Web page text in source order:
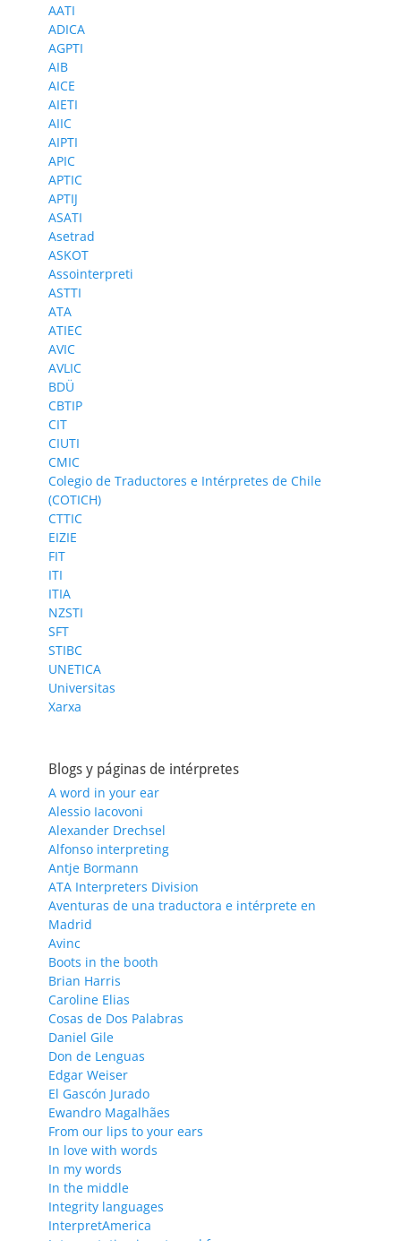
AATI
ADICA
AGPTI
AIB
AICE
AIETI
AIIC
AIPTI
APIC
APTIC
APTIJ
ASATI
Asetrad
ASKOT
Assointerpreti
ASTTI
ATA
ATIEC
AVIC
AVLIC
BDÜ
CBTIP
CIT
CIUTI
CMIC
Colegio de Traductores e Intérpretes de Chile
(COTICH)
CTTIC
EIZIE
FIT
ITI
ITIA
NZSTI
SFT
STIBC
UNETICA
Universitas
Xarxa
Blogs y páginas de intérpretes
A word in your ear
Alessio Iacovoni
Alexander Drechsel
Alfonso interpreting
Antje Bormann
ATA Interpreters Division
Aventuras de una traductora e intérprete en
Madrid
Avinc
Boots in the booth
Brian Harris
Caroline Elias
Cosas de Dos Palabras
Daniel Gile
Don de Lenguas
Edgar Weiser
El Gascón Jurado
Ewandro Magalhães
From our lips to your ears
In love with words
In my words
In the middle
Integrity languages
InterpretAmerica